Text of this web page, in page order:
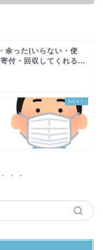
余った(いらない・使
付・回収してくれる...